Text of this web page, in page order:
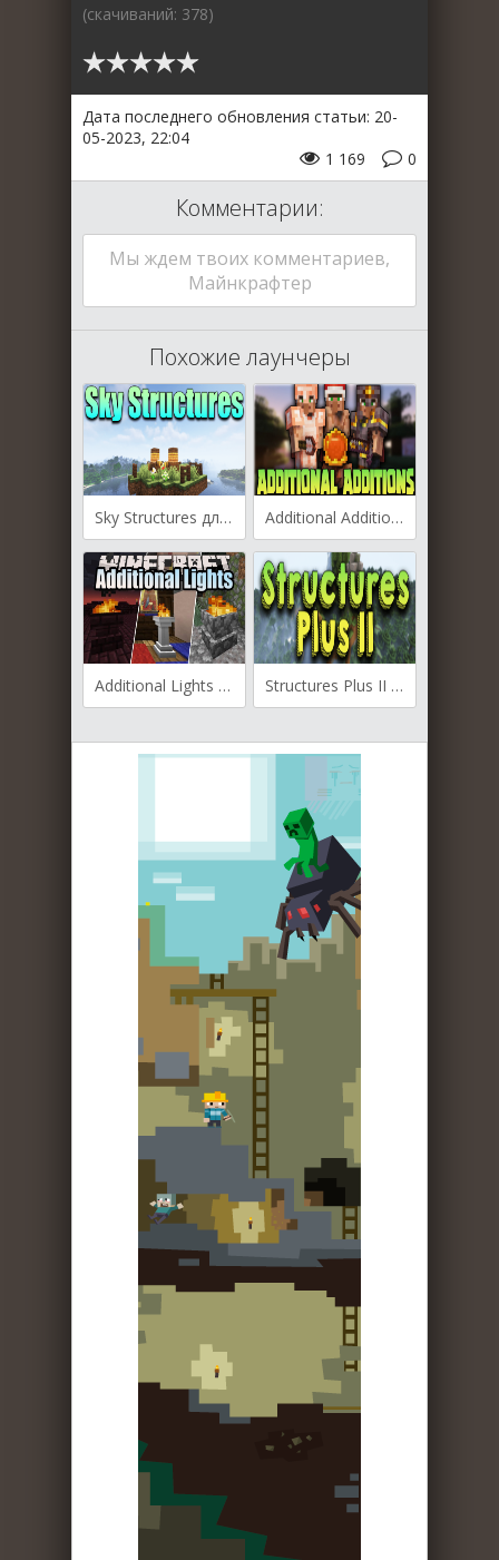
(cкачиваний: 378)
Дата последнего обновления статьи: 20-
05-2023, 22:04
0
1 169
Комментарии:
Мы ждем твоих комментариев,
Майнкрафтер
Похожие лаунчеры
Sky Structures для Майнкрафт [1.19.2, 1.18.2, 1.16.5] Additional Additions для Майнкрафт [1.19.4, 1.19.3, 1.19.2]
Additional Lights для Майнкрафт [1.19.3, 1.19.2, 1.19.1] Structures Plus II для Майнкрафт [1.19.2, 1.18.2, 1.16.5]